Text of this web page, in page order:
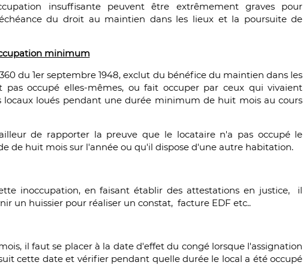
insuffisante peuvent être extrêmement graves pour
du droit au maintien dans les lieux et la poursuite de
minimum
du 1er septembre 1948, exclut du bénéfice du maintien dans les
pas occupé elles-mêmes, ou fait occuper par ceux qui vivaient
locaux loués pendant une durée minimum de huit mois au cours
de rapporter la preuve que le locataire n'a pas occupé le
de huit mois sur l'année ou qu'il dispose d'une autre habitation.
inoccupation, en faisant établir des attestations en justice, il
un huissier pour réaliser un constat, facture EDF etc..
il faut se placer à la date d'effet du congé lorsque l'assignation
cette date et vérifier pendant quelle durée le local a été occupé